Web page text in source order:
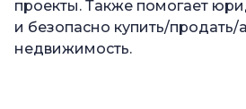
проекты. Также помогает
и безопасно купить/продать/
недвижимость.